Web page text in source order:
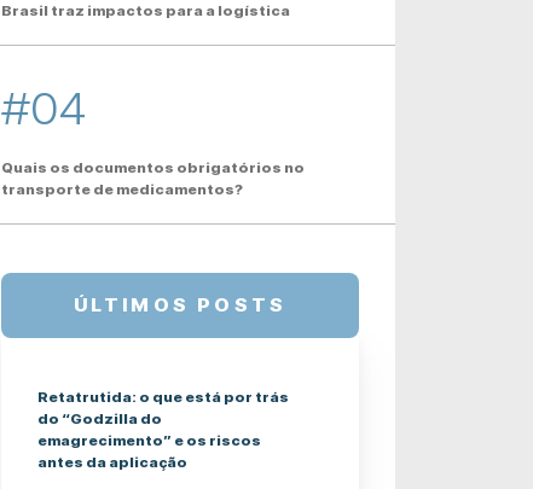
Brasil traz impactos para a logística
#04
Quais os documentos obrigatórios no
transporte de medicamentos?
ÚLTIMOS POSTS
Retatrutida: o que está por trás
do “Godzilla do
emagrecimento” e os riscos
antes da aplicação